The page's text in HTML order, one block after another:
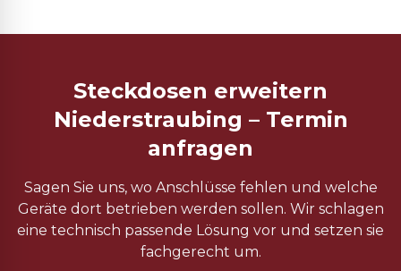
Steckdosen erweitern
Niederstraubing – Termin
anfragen
Sagen Sie uns, wo Anschlüsse fehlen und welche
Geräte dort betrieben werden sollen. Wir schlagen
eine technisch passende Lösung vor und setzen sie
fachgerecht um.